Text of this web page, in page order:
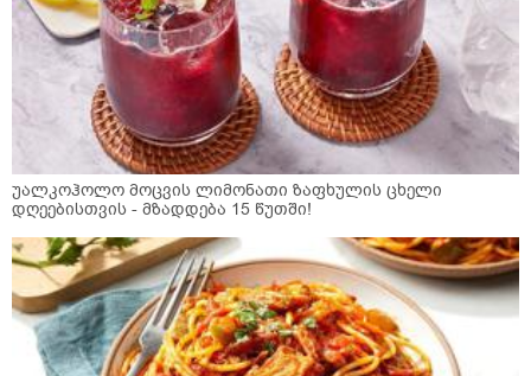
უალკოჰოლო მოცვის ლიმონათი ზაფხულის ცხელი
დღეებისთვის - მზადდება 15 წუთში!